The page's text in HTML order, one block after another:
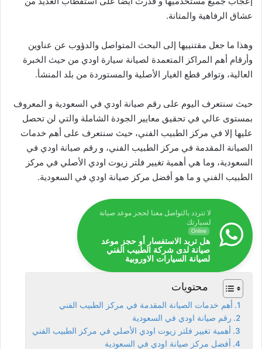
عشاق الرفاهية والمتانة.
وهذا ما جعل مقتنييها إلى البحث المتواصل والدؤوب عن عناوين
وأرقام أهم المراكز المتعمدة لصيانة سيارة اودي من حيث الخبرة
العالية، وتوافر قطع الغيار الأصلية والمستوردة من بلد المنشأ.
حيث سنتعرف اليوم على رقم صيانة اودي في السعودية و المعروف
بمستوى عالي في تحقيق معايير الجودة الشاملة والتي لن تحصل
عليها إلا في مركز الطبيب الفني، حيث سنتعرف على أهم خدمات
الصيانة المقدمة في مركز الطبيب الفني، و رقم صيانة اودي في
السعودية، وما هي أهمية تغيير فلتر زيوت اودي الأصلي في مركز
الطبيب الفني و ما هو أفضل مركز صيانة اودي في السعودية.
لا تتردد بالتواصل معنا لحجز موعد صيانة
لسيارتك
Online
هل تريد الاستفسار أو حجز موعد
صيانة لدى شركة الطبيب الفني
لصيانة السيارات الاوروبية
محتويات
أهم خدمات الصيانة المقدمة في مركز الطبيب الفني
رقم صيانة اودي في السعودية
أهمية تغيير فلتر زيوت اودي الأصلي في مركز الطبيب الفني
أفضل مركز صيانة اودي في السعودية